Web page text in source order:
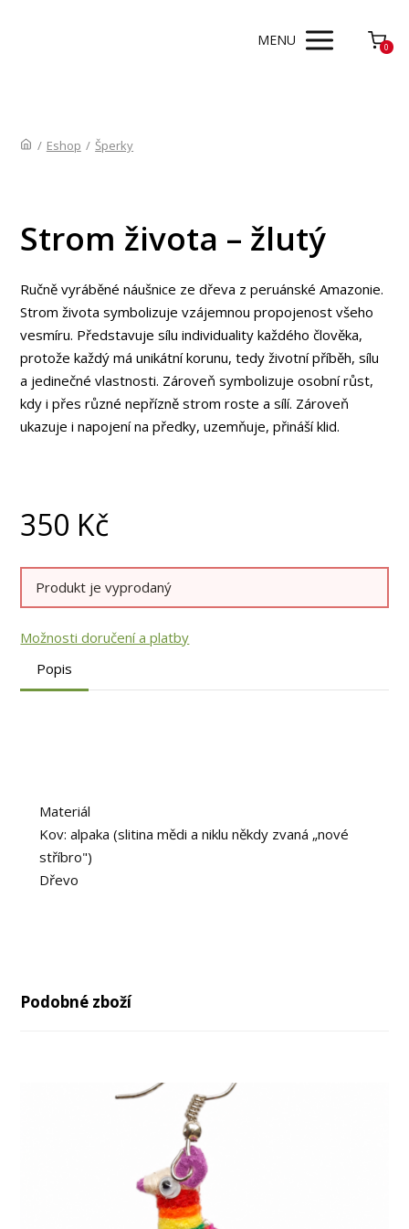
MENU 0
/ Eshop / Šperky
Strom života – žlutý
Ručně vyráběné náušnice ze dřeva z peruánské Amazonie.
Strom života symbolizuje vzájemnou propojenost všeho
vesmíru. Představuje sílu individuality každého člověka,
protože každý má unikátní korunu, tedy životní příběh, sílu
a jedinečné vlastnosti. Zároveň symbolizuje osobní růst,
kdy i přes různé nepřízně strom roste a sílí. Zároveň
ukazuje i napojení na předky, uzemňuje, přináší klid.
350 Kč
Produkt je vyprodaný
Možnosti doručení a platby
Popis
Materiál
Kov: alpaka (slitina mědi a niklu někdy zvaná „nové
stříbro")
Dřevo
Podobné zboží